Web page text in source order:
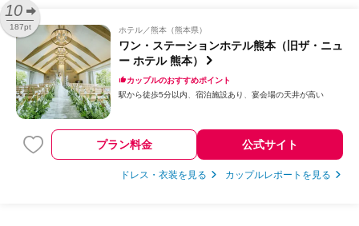
10
187pt ホテル 熊本（熊本県）
ワン・ステーションホテル熊本（旧ザ・ニュ
ー ホテル 熊本）
カップルのおすすめポイント
駅から徒歩5分以内
宿泊施設あり 宴会場の天井が高い
プラン料金 公式サイト
ドレス・衣装を見る カップルレポートを見る